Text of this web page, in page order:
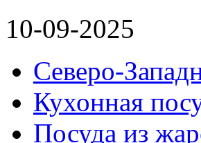
10-09-2025
Северо-
Кухонная
Посуда из